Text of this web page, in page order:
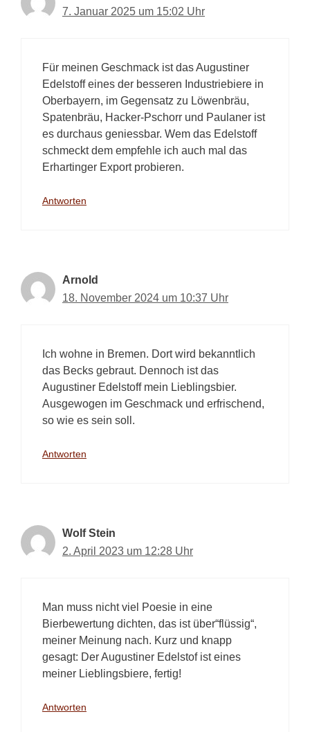
7. Januar 2025 um 15:02 Uhr
Für meinen Geschmack ist das Augustiner
Edelstoff eines der besseren Industriebiere in
Oberbayern, im Gegensatz zu Löwenbräu,
Spatenbräu, Hacker-Pschorr und Paulaner ist
es durchaus geniessbar. Wem das Edelstoff
schmeckt dem empfehle ich auch mal das
Erhartinger Export probieren.
Antworten
Arnold
18. November 2024 um 10:37 Uhr
Ich wohne in Bremen. Dort wird bekanntlich
das Becks gebraut. Dennoch ist das
Augustiner Edelstoff mein Lieblingsbier.
Ausgewogen im Geschmack und erfrischend,
so wie es sein soll.
Antworten
Wolf Stein
2. April 2023 um 12:28 Uhr
Man muss nicht viel Poesie in eine
Bierbewertung dichten, das ist über“flüssig“,
meiner Meinung nach. Kurz und knapp
gesagt: Der Augustiner Edelstof ist eines
meiner Lieblingsbiere, fertig!
Antworten